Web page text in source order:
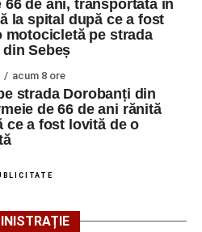
Dorobanți din Sebeș: fermeie
grav, după ce a fost lovită de o
Prima ediție a Transylvania
din Gârbova
de stingere cu apă și spumă și
Mobilă, pentru acordarea
măsurilor specifice.
fața locului pentru efectuarea
exacte în care s-a
aceștia acționează
la UPU Alba Iulia”
66 de ani, transportată în
la spital după ce a fost
motocicletă pe strada
Sebeș
acum 8 ore
strada Dorobanți din
de 66 de ani rănită
ce a fost lovită de o